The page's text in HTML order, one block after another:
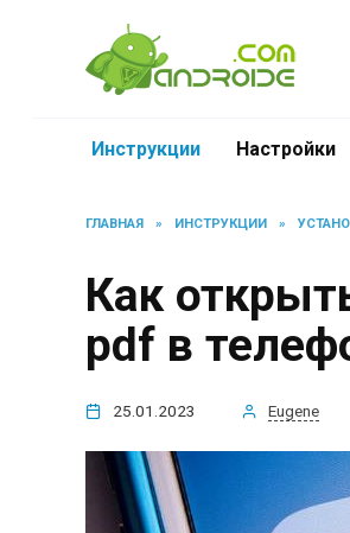
содержанию
Инструкции Настройки
ГЛАВНАЯ » ИНСТРУКЦИИ »
Как
pdf в
25.01.2023 Eugene